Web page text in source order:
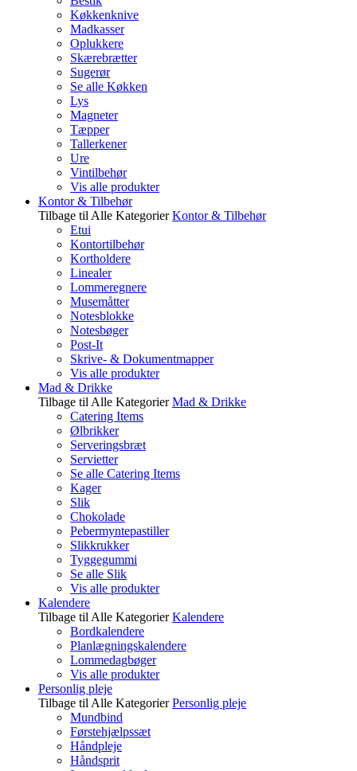
Køkkenknive
Madkasser
Oplukkere
Skærebrætter
Sugerør
Se alle Køkken
Lys
Magneter
Tæpper
Tallerkener
Ure
Vintilbehør
Vis alle produkter
Kontor & Tilbehør
Tilbage til Alle Kategorier Kontor & Tilbehør
Etui
Kontortilbehør
Kortholdere
Linealer
Lommeregnere
Musemåtter
Notesblokke
Notesbøger
Post-It
Skrive- & Dokumentmapper
Vis alle produkter
Mad & Drikke
Tilbage til Alle Kategorier Mad & Drikke
Catering Items
Ølbrikker
Serveringsbræt
Servietter
Se alle Catering Items
Kager
Slik
Chokolade
Pebermyntepastiller
Slikkrukker
Tyggegummi
Se alle Slik
Vis alle produkter
Kalendere
Tilbage til Alle Kategorier Kalendere
Bordkalendere
Planlægningskalendere
Lommedagbøger
Vis alle produkter
Personlig pleje
Tilbage til Alle Kategorier Personlig pleje
Mundbind
Førstehjælpssæt
Håndpleje
Håndsprit